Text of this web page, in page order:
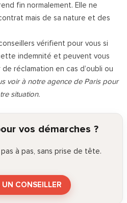
fin normalement. Elle ne
mais de sa nature et des
vérifient pour vous si
indemnité et peuvent vous
réclamation en cas d’oubli ou
voir à notre agence de Paris pour
situation.
vos démarches ?
à pas, sans prise de tête.
UN CONSEILLER